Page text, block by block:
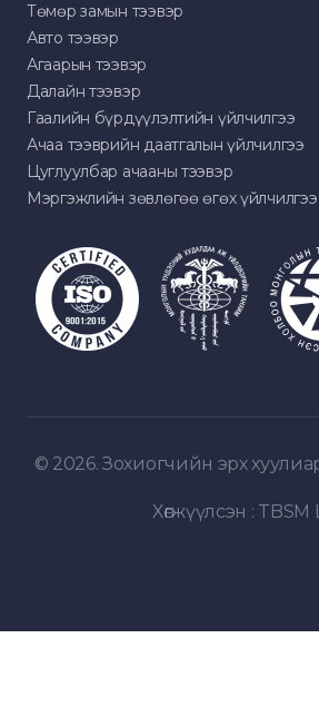
Төмөр замын тээвэр
Авто тээвэр
Агаарын тээвэр
Далайн тээвэр
Гаалийн бүрдүүлэлтийн үйлчилгээ
Ачаа тээврийн даатгалын үйлчилгээ
Цуглуулбар ачааны тээвэр
Мэргэжлийн зөвлөгөө өгөх үйлчилгээ
© 2026. Зохиогчийн эрх
Хөгжүүлсэн : TBSM